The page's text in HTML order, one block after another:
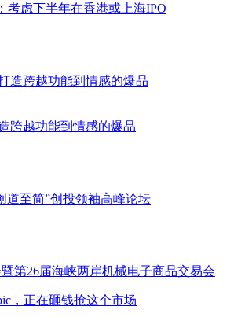
考虑下半年在香港或上海IPO
跨越功能到情感的爆品
道至简”创投领袖高峰论坛
第26届海峡两岸机械电子商品交易会